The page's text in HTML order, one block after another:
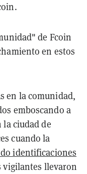
de Fcoin
en estos
en la comunidad,
emboscando a
la ciudad de
cuando la
identificaciones
vigilantes llevaron